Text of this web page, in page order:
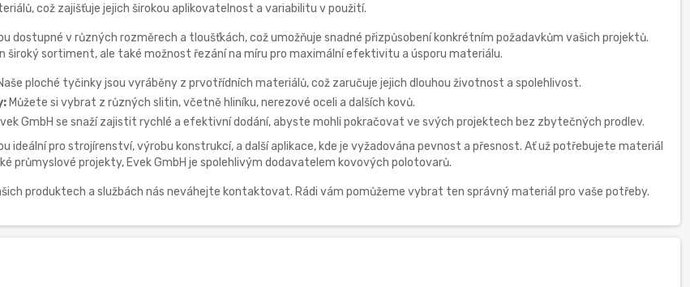
což zajišťuje jejich širokou aplikovatelnost a variabilitu v použití.
dostupné v různých rozměrech a tloušťkách, což umožňuje snadné přizpůsobení konkrétním požadavkům vašich projektů.
široký sortiment, ale také možnost řezání na míru pro maximální efektivitu a úsporu materiálu.
ploché tyčinky jsou vyráběny z prvotřídních materiálů, což zaručuje jejich dlouhou životnost a spolehlivost.
Můžete si vybrat z různých slitin, včetně hliníku, nerezové oceli a dalších kovů.
GmbH se snaží zajistit rychlé a efektivní dodání, abyste mohli pokračovat ve svých projektech bez zbytečných prodlev.
ideální pro strojírenství, výrobu konstrukcí, a další aplikace, kde je vyžadována pevnost a přesnost. Ať už potřebujete materiál
průmyslové projekty, Evek GmbH je spolehlivým dodavatelem kovových polotovarů.
produktech a službách nás neváhejte kontaktovat. Rádi vám pomůžeme vybrat ten správný materiál pro vaše potřeby.